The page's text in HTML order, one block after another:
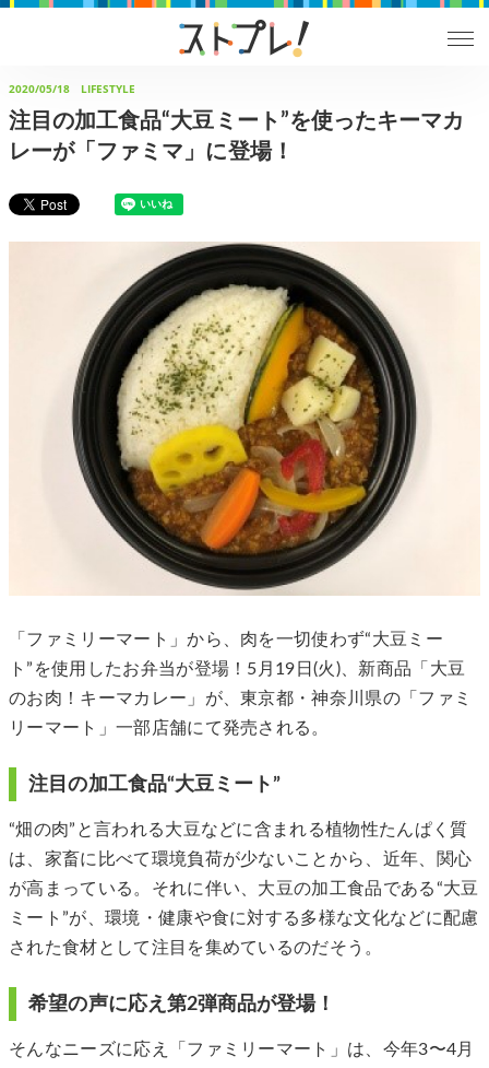
2020/05/18 LIFESTYLE
注目の加工食品“大豆ミート”を使ったキーマカ
レーが「ファミマ」に登場！
「ファミリーマート」から、肉を一切使わず“大豆ミー
ト”を使用したお弁当が登場！5月19日(火)、新商品「大豆
のお肉！キーマカレー」が、東京都・神奈川県の「ファミ
リーマート」一部店舗にて発売される。
注目の加工食品“大豆ミート”
“畑の肉”と言われる大豆などに含まれる植物性たんぱく質
は、家畜に比べて環境負荷が少ないことから、近年、関心
が高まっている。それに伴い、大豆の加工食品である“大豆
ミート”が、環境・健康や食に対する多様な文化などに配慮
された食材として注目を集めているのだそう。
希望の声に応え第2弾商品が登場！
そんなニーズに応え「ファミリーマート」は、今年3〜4月